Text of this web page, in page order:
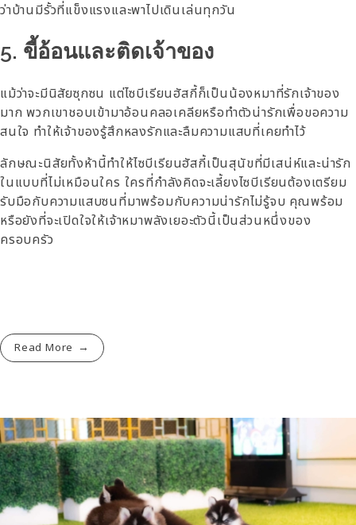
ว่าบ้านมีรั้วที่แข็งแรงและพาไปเดินเล่นทุกวัน
5. ขี้อ้อนและติดเจ้าของ
แม้ว่าจะมีนิสัยซุกซน แต่ไซบีเรียนฮัสกี้ก็เป็นน้องหมาที่รักเจ้าของ
มาก พวกเขาชอบเข้ามาอ้อนคลอเคลียหรือทำตัวน่ารักเพื่อขอความ
สนใจ ทำให้เจ้าของรู้สึกหลงรักและลืมความแสบที่เคยทำไว้
ลักษณะนิสัยทั้งห้านี้ทำให้ไซบีเรียนฮัสกี้เป็นสุนัขที่มีเสน่ห์และน่ารัก
ในแบบที่ไม่เหมือนใคร ใครที่กำลังคิดจะเลี้ยงไซบีเรียนต้องเตรียม
รับมือกับความแสบซนที่มาพร้อมกับความน่ารักไม่รู้จบ คุณพร้อม
หรือยังที่จะเปิดใจให้เจ้าหมาพลังเยอะตัวนี้เป็นส่วนหนึ่งของ
ครอบครัว
Read More